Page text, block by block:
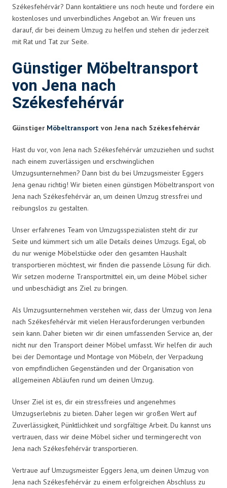
Székesfehérvár? Dann kontaktiere uns noch heute und fordere ein
kostenloses und unverbindliches Angebot an. Wir freuen uns
darauf, dir bei deinem Umzug zu helfen und stehen dir jederzeit
mit Rat und Tat zur Seite.
Günstiger Möbeltransport
von Jena nach
Székesfehérvár
Günstiger Möbeltransport von Jena nach Székesfehérvár
Hast du vor, von Jena nach Székesfehérvár umzuziehen und suchst
nach einem zuverlässigen und erschwinglichen
Umzugsunternehmen? Dann bist du bei Umzugsmeister Eggers
Jena genau richtig! Wir bieten einen günstigen Möbeltransport von
Jena nach Székesfehérvár an, um deinen Umzug stressfrei und
reibungslos zu gestalten.
Unser erfahrenes Team von Umzugsspezialisten steht dir zur
Seite und kümmert sich um alle Details deines Umzugs. Egal, ob
du nur wenige Möbelstücke oder den gesamten Haushalt
transportieren möchtest, wir finden die passende Lösung für dich.
Wir setzen moderne Transportmittel ein, um deine Möbel sicher
und unbeschädigt ans Ziel zu bringen.
Als Umzugsunternehmen verstehen wir, dass der Umzug von Jena
nach Székesfehérvár mit vielen Herausforderungen verbunden
sein kann. Daher bieten wir dir einen umfassenden Service an, der
nicht nur den Transport deiner Möbel umfasst. Wir helfen dir auch
bei der Demontage und Montage von Möbeln, der Verpackung
von empfindlichen Gegenständen und der Organisation von
allgemeinen Abläufen rund um deinen Umzug.
Unser Ziel ist es, dir ein stressfreies und angenehmes
Umzugserlebnis zu bieten. Daher legen wir großen Wert auf
Zuverlässigkeit, Pünktlichkeit und sorgfältige Arbeit. Du kannst uns
vertrauen, dass wir deine Möbel sicher und termingerecht von
Jena nach Székesfehérvár transportieren.
Vertraue auf Umzugsmeister Eggers Jena, um deinen Umzug von
Jena nach Székesfehérvár zu einem erfolgreichen Abschluss zu